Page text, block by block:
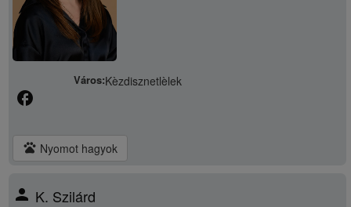
Város:Kèzdisznetlèlek
facebook
pets Nyomot hagyok
person K. Szilárd